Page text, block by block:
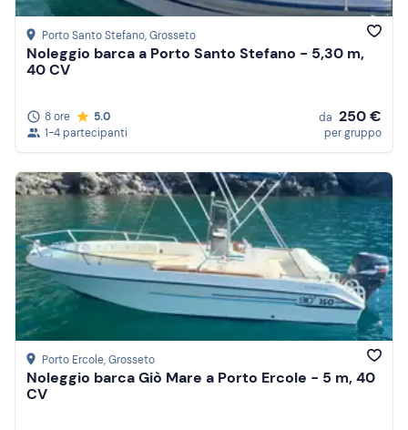
Porto Santo Stefano, Grosseto
Noleggio barca a Porto Santo Stefano - 5,30 m,
40 CV
8 ore
5.0
1-4 partecipanti
da 250 €
per gruppo
Porto Ercole, Grosseto
Noleggio barca Giò Mare a Porto Ercole - 5 m, 40
CV